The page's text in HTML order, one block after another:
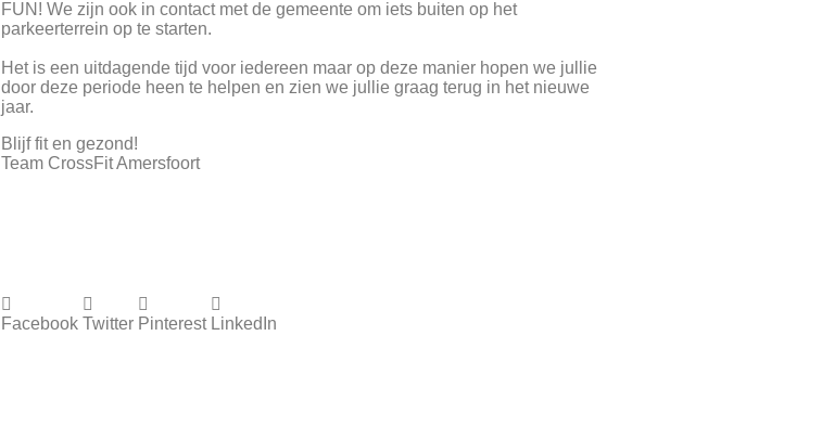
FUN! We zijn ook in contact met de gemeente om iets buiten op het
parkeerterrein op te starten.
Het is een uitdagende tijd voor iedereen maar op deze manier hopen we jullie
door deze periode heen te helpen en zien we jullie graag terug in het nieuwe
jaar.
Blijf fit en gezond!
Team CrossFit Amersfoort
Facebook Twitter Pinterest LinkedIn